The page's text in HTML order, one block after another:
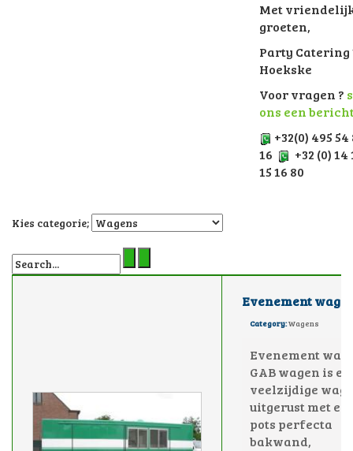
Met
groeten,
Party Catering
Hoekske
Voor vragen ?
ons een
+32(0) 495 54
16
+32 (0) 14
15 16 80
Kies categorie;
Evenement
Category:Wagens
Evenement
GAB wagen is
veelzijdige
uitgerust met
pots perfecta
bakwand,